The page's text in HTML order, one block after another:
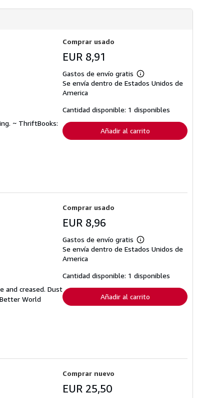
~ ThriftBooks:
Comprar usado
EUR 8,91
Gastos de envío gratis
Más
información
tarifas
de
envío
Se envía dentro de Estados Unidos de
America
Cantidad disponible: 1 disponibles
Añadir al carrito
and creased. Dust
World
Comprar usado
EUR 8,96
Gastos de envío gratis
Más
información
tarifas
de
envío
Se envía dentro de Estados Unidos de
America
Cantidad disponible: 1 disponibles
Añadir al carrito
Comprar nuevo
EUR 25,50